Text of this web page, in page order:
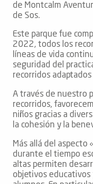
de Montcalm
de Sos.
Este parque fue
2022, todos los
líneas de vida
seguridad del
recorridos
A través de nuestro
recorridos,
niños gracias a
la cohesión y la
Más allá del aspecto
durante el tiempo
altas permiten
objetivos educativos